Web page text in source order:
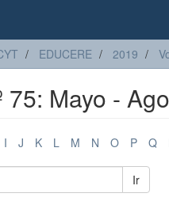
EDUCERE 2019
75: Mayo -
I J K L M N O P Q
Ir